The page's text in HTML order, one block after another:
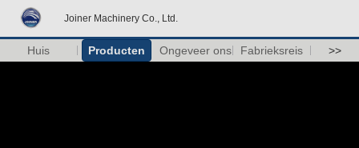
Joiner Machinery Co., Ltd.
Huis Producten Ongeveer ons Fabrieksreis >>